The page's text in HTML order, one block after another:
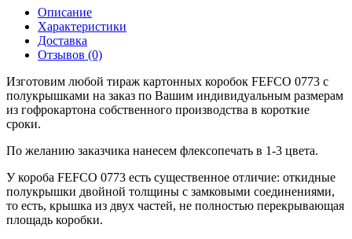
Описание
Характеристики
Доставка
Отзывов (0)
Изготовим любой тираж картонных коробок FEFCO 0773 с
полукрышками на заказ по Вашим индивидуальным размерам
из гофрокартона собственного производства в короткие
сроки.
По желанию заказчика нанесем флексопечать в 1-3 цвета.
У короба FEFCO 0773 есть существенное отличие: откидные
полукрышки двойной толщины с замковыми соединениями,
то есть, крышка из двух частей, не полностью перекрывающая
площадь коробки.